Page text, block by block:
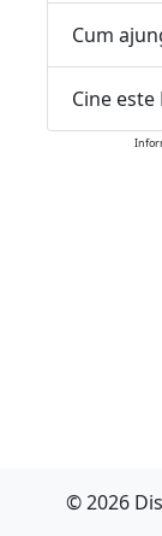
Cum
Cine
© 2026